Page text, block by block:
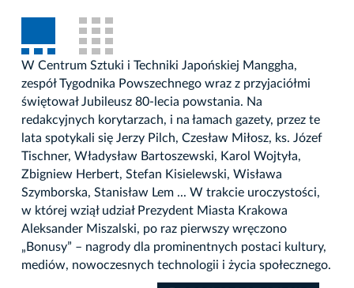
W Centrum Sztuki i Techniki Japońskiej Manggha,
zespół Tygodnika Powszechnego wraz z przyjaciółmi
świętował Jubileusz 80-lecia powstania. Na
redakcyjnych korytarzach, i na łamach gazety, przez te
lata spotykali się Jerzy Pilch, Czesław Miłosz, ks. Józef
Tischner, Władysław Bartoszewski, Karol Wojtyła,
Zbigniew Herbert, Stefan Kisielewski, Wisława
Szymborska, Stanisław Lem ... W trakcie uroczystości,
w której wziął udział Prezydent Miasta Krakowa
Aleksander Miszalski, po raz pierwszy wręczono
„Bonusy” – nagrody dla prominentnych postaci kultury,
mediów, nowoczesnych technologii i życia społecznego.